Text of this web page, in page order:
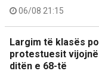
06/08 21:15
Largim të klasës
protestuesit
ditën e 68-të